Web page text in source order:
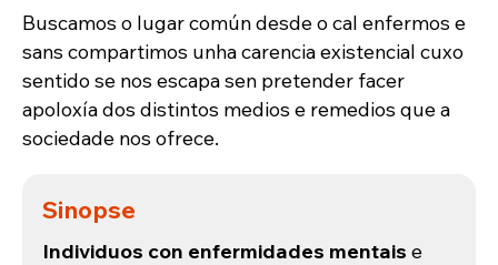
Buscamos o lugar común desde o cal enfermos e
sans compartimos unha carencia existencial cuxo
sentido se nos escapa sen pretender facer
apoloxía dos distintos medios e remedios que a
sociedade nos ofrece.
Sinopse
Individuos con enfermidades mentais e